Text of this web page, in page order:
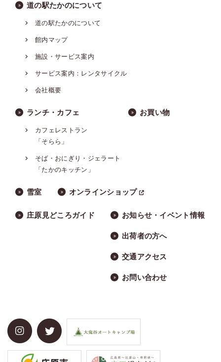
道の駅たかのについて
道の駅たかのについて
館内マップ
施設・サービス案内
サービス案内：レンタサイクル
会社概要
ランチ・カフェ
カフェレストラン
「そらら」
そば・おにぎり・ジェラート
「たかのキッチン」
お買い物
雪室 オンラインショップ
庄原見どころガイド お知らせ・イベント情報
出荷者の方へ
交通アクセス
お問い合わせ